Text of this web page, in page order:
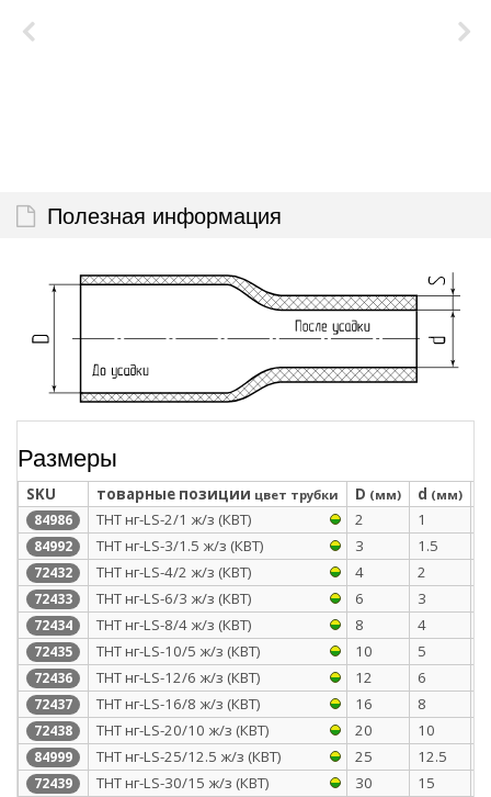
Полезная информация
Размеры
SKU товарные позиции цвет трубки D (мм) d (мм)
84986 ТНТ нг-LS-2/1 ж/з (КВТ) 2 1
84992 ТНТ нг-LS-3/1.5 ж/з (КВТ) 3 1.5
72432 ТНТ нг-LS-4/2 ж/з (КВТ) 4 2
72433 ТНТ нг-LS-6/3 ж/з (КВТ) 6 3
72434 ТНТ нг-LS-8/4 ж/з (КВТ) 8 4
72435 ТНТ нг-LS-10/5 ж/з (КВТ) 10 5
72436 ТНТ нг-LS-12/6 ж/з (КВТ) 12 6
72437 ТНТ нг-LS-16/8 ж/з (КВТ) 16 8
72438 ТНТ нг-LS-20/10 ж/з (КВТ) 20 10
84999 ТНТ нг-LS-25/12.5 ж/з (КВТ) 25 12.5
72439 ТНТ нг-LS-30/15 ж/з (КВТ) 30 15